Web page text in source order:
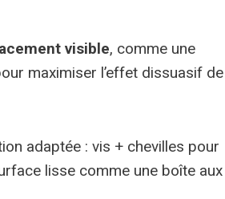
visible, comme une
maximiser l’effet dissuasif de
adaptée : vis + chevilles pour
lisse comme une boîte aux